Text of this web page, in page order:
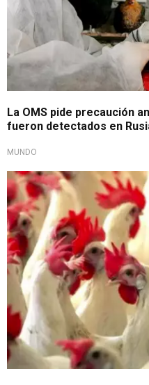
La OMS pide precaución
fueron detectados en
MUNDO